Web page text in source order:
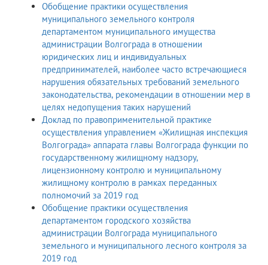
Обобщение практики осуществления
муниципального земельного контроля
департаментом муниципального имущества
администрации Волгограда в отношении
юридических лиц и индивидуальных
предпринимателей, наиболее часто встречающиеся
нарушения обязательных требований земельного
законодательства, рекомендации в отношении мер в
целях недопущения таких нарушений
Доклад по правоприменительной практике
осуществления управлением «Жилищная инспекция
Волгограда» аппарата главы Волгограда функции по
государственному жилищному надзору,
лицензионному контролю и муниципальному
жилищному контролю в рамках переданных
полномочий за 2019 год
Обобщение практики осуществления
департаментом городского хозяйства
администрации Волгограда муниципального
земельного и муниципального лесного контроля за
2019 год